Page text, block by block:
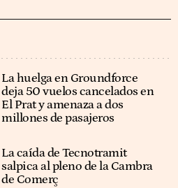
La huelga en Groundforce
deja 50 vuelos cancelados en
El Prat y amenaza a dos
millones de pasajeros
La caída de Tecnotramit
salpica al pleno de la Cambra
de Comerç